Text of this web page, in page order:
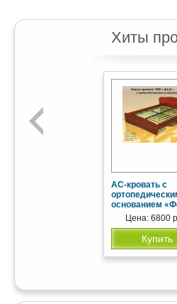
Хиты
АС-кровать с
основанием
Цена: 6800
Купить